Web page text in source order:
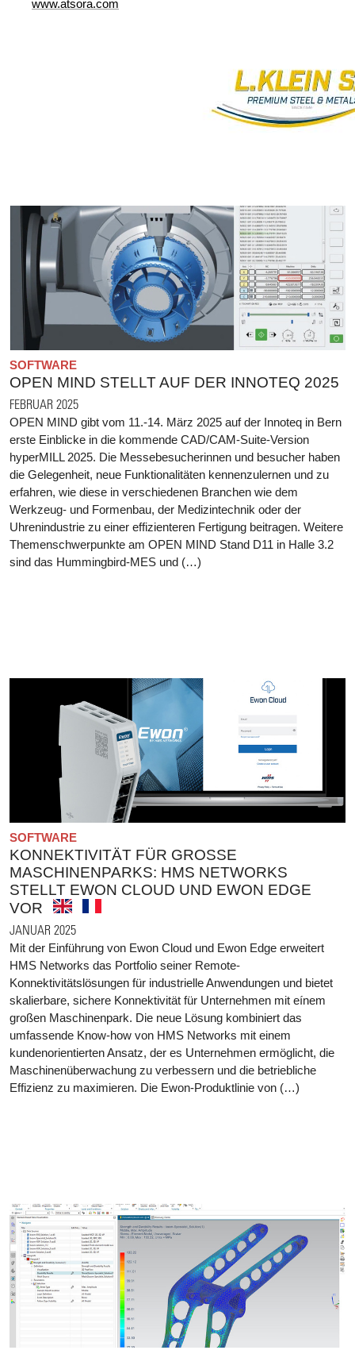
www.atsora.com
SOFTWARE
OPEN MIND STELLT AUF DER INNOTEQ 2025
FEBRUAR 2025
OPEN MIND gibt vom 11.-14. März 2025 auf der Innoteq in Bern
erste Einblicke in die kommende CAD/CAM-Suite-Version
hyperMILL 2025. Die Messebesucherinnen und besucher haben
die Gelegenheit, neue Funktionalitäten kennenzulernen und zu
erfahren, wie diese in verschiedenen Branchen wie dem
Werkzeug- und Formenbau, der Medizintechnik oder der
Uhrenindustrie zu einer effizienteren Fertigung beitragen. Weitere
Themenschwerpunkte am OPEN MIND Stand D11 in Halle 3.2
sind das Hummingbird-MES und (…)
SOFTWARE
KONNEKTIVITÄT FÜR GROSSE M
ASCHINENPARKS: HMS NETWORKS S
TELLT EWON CLOUD UND EWON EDGE V
OR
JANUAR 2025
Mit der Einführung von Ewon Cloud und Ewon Edge erweitert
HMS Networks das Portfolio seiner Remote-
Konnektivitätslösungen für industrielle Anwendungen und bietet
skalierbare, sichere Konnektivität für Unternehmen mit eínem
großen Maschinenpark. Die neue Lösung kombiniert das
umfassende Know-how von HMS Networks mit einem
kundenorientierten Ansatz, der es Unternehmen ermöglicht, die
Maschinenüberwachung zu verbessern und die betriebliche
Effizienz zu maximieren. Die Ewon-Produktlinie von (…)